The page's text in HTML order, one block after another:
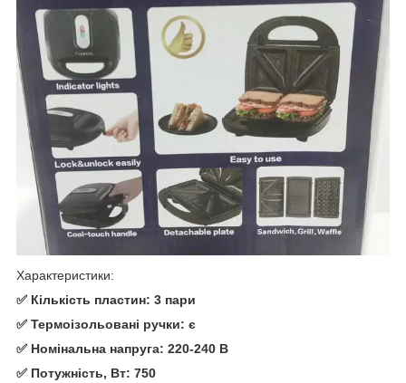
Характеристики:
✅ Кількість пластин: 3 пари
✅ Термоізольовані ручки: є
✅ Номінальна напруга: 220-240 В
✅ Потужність, Вт: 750